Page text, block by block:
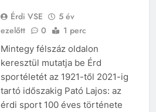
Érdi VSE
5 év
ezelőtt
0 1 perc
Mintegy félszáz oldalon
keresztül mutatja be Érd
sportéletét az 1921-től 2021-ig
tartó időszakig Pató Lajos: az
érdi sport 100 éves története